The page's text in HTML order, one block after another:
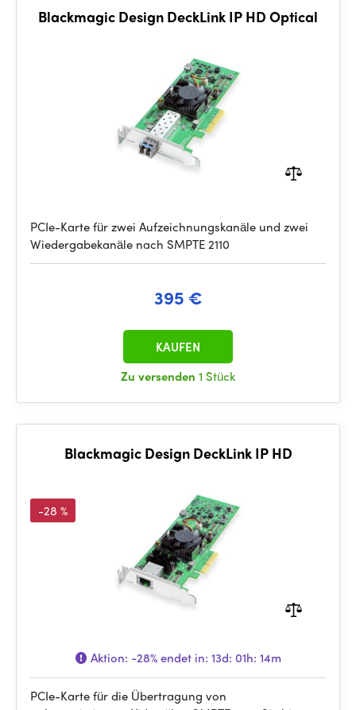
Blackmagic Design DeckLink IP HD Optical
PCIe-Karte für zwei Aufzeichnungskanäle und zwei
Wiedergabekanäle nach SMPTE 2110
395 €
Zu versenden 1 Stück
KAUFEN
Blackmagic Design DeckLink IP HD
-28 %
Aktion: -28%endet in: 13d: 01h: 14m
PCIe-Karte für die Übertragung von